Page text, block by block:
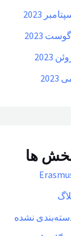
2023
2023
2023
2023
ها
نشده